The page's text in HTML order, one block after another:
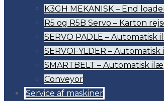
K3GH MEKANISK – End
R5 og R5B Servo – Karton
SERVO PADLE – Automatisk
SERVOFYLDER –
SMARTBELT – Automatisk
Conveyor
Service af maskiner